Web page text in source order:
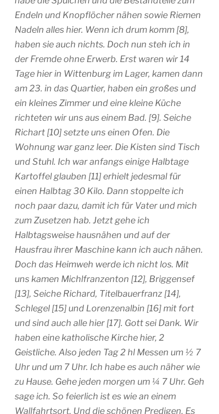
Endeln und Knopflöcher nähen sowie Riemen
Nadeln alles hier. Wenn ich drum komm [8],
haben sie auch nichts. Doch nun steh ich in
der Fremde ohne Erwerb. Erst waren wir 14
Tage hier in Wittenburg im Lager, kamen dann
am 23. in das Quartier, haben ein großes und
ein kleines Zimmer und eine kleine Küche
richteten wir uns aus einem Bad. [9]. Seiche
Richart [10] setzte uns einen Ofen. Die
Wohnung war ganz leer. Die Kisten sind Tisch
und Stuhl. Ich war anfangs einige Halbtage
Kartoffel glauben [11] erhielt jedesmal für
einen Halbtag 30 Kilo. Dann stoppelte ich
noch paar dazu, damit ich für Vater und mich
zum Zusetzen hab. Jetzt gehe ich
Halbtagsweise hausnähen und auf der
Hausfrau ihrer Maschine kann ich auch nähen.
Doch das Heimweh werde ich nicht los. Mit
uns kamen Michlfranzenton [12], Briggensef
[13], Seiche Richard, Titelbauerfranz [14],
Schlegel [15] und Lorenzenalbin [16] mit fort
und sind auch alle hier [17]. Gott sei Dank. Wir
haben eine katholische Kirche hier, 2
Geistliche. Also jeden Tag 2 hl Messen um ½ 7
Uhr und um 7 Uhr. Ich habe es auch näher wie
zu Hause. Gehe jeden morgen um ¼ 7 Uhr. Geh
sage ich. So feierlich ist es wie an einem
Wallfahrtsort. Und die schönen Predigen. Es